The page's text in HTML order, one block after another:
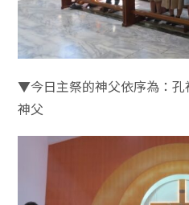
▼今日主祭的神父依序為：孔
神父